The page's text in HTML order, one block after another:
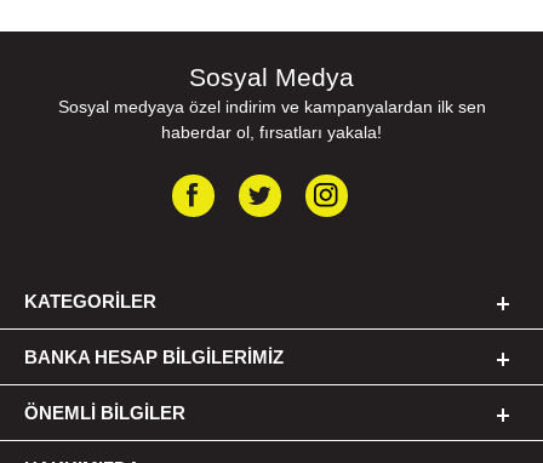
Sosyal Medya
Sosyal medyaya özel indirim ve kampanyalardan ilk sen
haberdar ol, fırsatları yakala!
KATEGORILER
BANKA HESAP BILGILERIMIZ
ÖNEMLI BILGILER